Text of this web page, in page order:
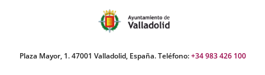
Plaza Mayor, 1. 47001 Valladolid, España. Teléfono:+34 983 426 100